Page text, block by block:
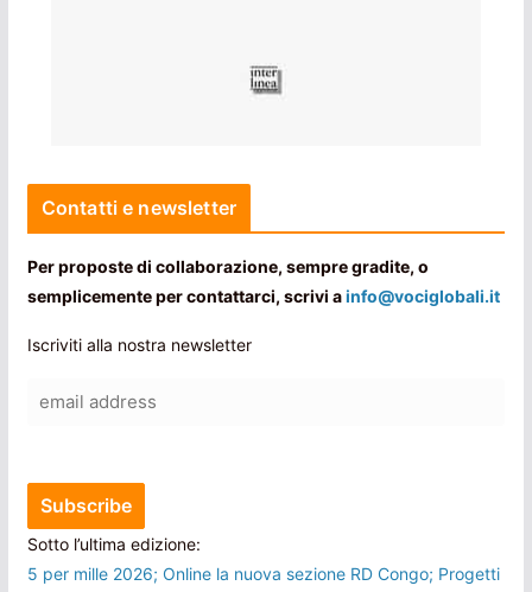
Contatti e newsletter
Per proposte di collaborazione, sempre gradite, o
semplicemente per contattarci, scrivi ainfo@vociglobali.it
Iscriviti alla nostra newsletter
Sotto l’ultima edizione:
5 per mille 2026; Online la nuova sezione RD Congo; Progetti